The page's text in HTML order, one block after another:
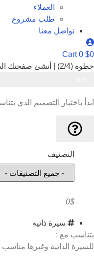
العملاء
طلب مشروع
تواصل معنا
$0
0
Cart
خطوة (2/4) | أنشئ صفحتك الشخصية بنفسك
ابدأ باختيار التصميم الذي
التصنيف
0$
سيرة ذاتية
يتناسب مع :
للسيرة الذاتية وغيرها مناسب